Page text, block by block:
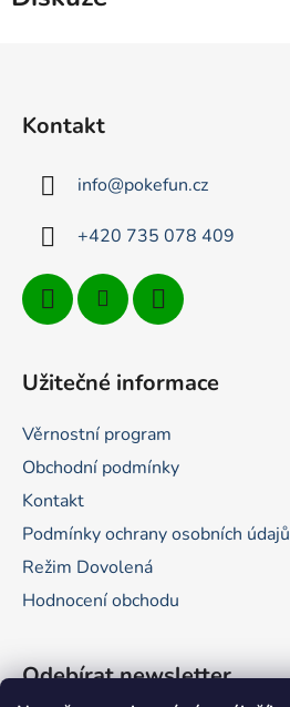
Kontakt
info@pokefun.cz
+420 735 078 409
Užitečné informace
Věrnostní program
Obchodní podmínky
Kontakt
Podmínky ochrany osobních údajů
Režim Dovolená
Hodnocení obchodu
Odebírat newsletter